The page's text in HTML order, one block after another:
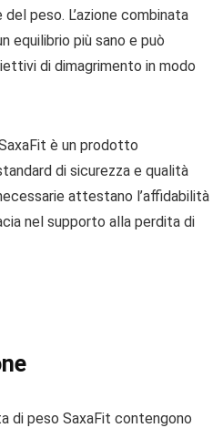
peso. L’azione combinata
equilibrio più sano e può
di dimagrimento in modo
è un prodotto
di sicurezza e qualità
attestano l’affidabilità
nel supporto alla perdita di
di peso SaxaFit contengono